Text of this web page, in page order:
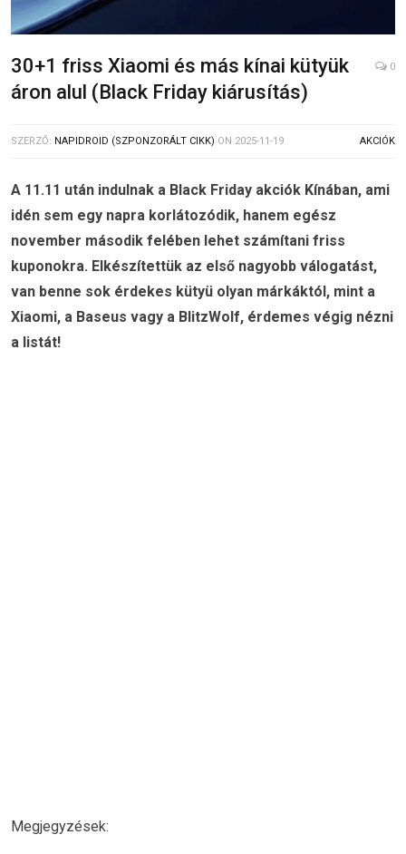
30+1 friss Xiaomi és más kínai kütyük
áron alul (Black Friday kiárusítás)
0
SZERZŐ: NAPIDROID (SZPONZORÁLT CIKK) ON 2025-11-19 AKCIÓK
A 11.11 után indulnak a Black Friday akciók Kínában, ami
idén sem egy napra korlátozódik, hanem egész
november második felében lehet számítani friss
kuponokra. Elkészítettük az első nagyobb válogatást,
van benne sok érdekes kütyü olyan márkáktól, mint a
Xiaomi, a Baseus vagy a BlitzWolf, érdemes végig nézni
a listát!
Megjegyzések: